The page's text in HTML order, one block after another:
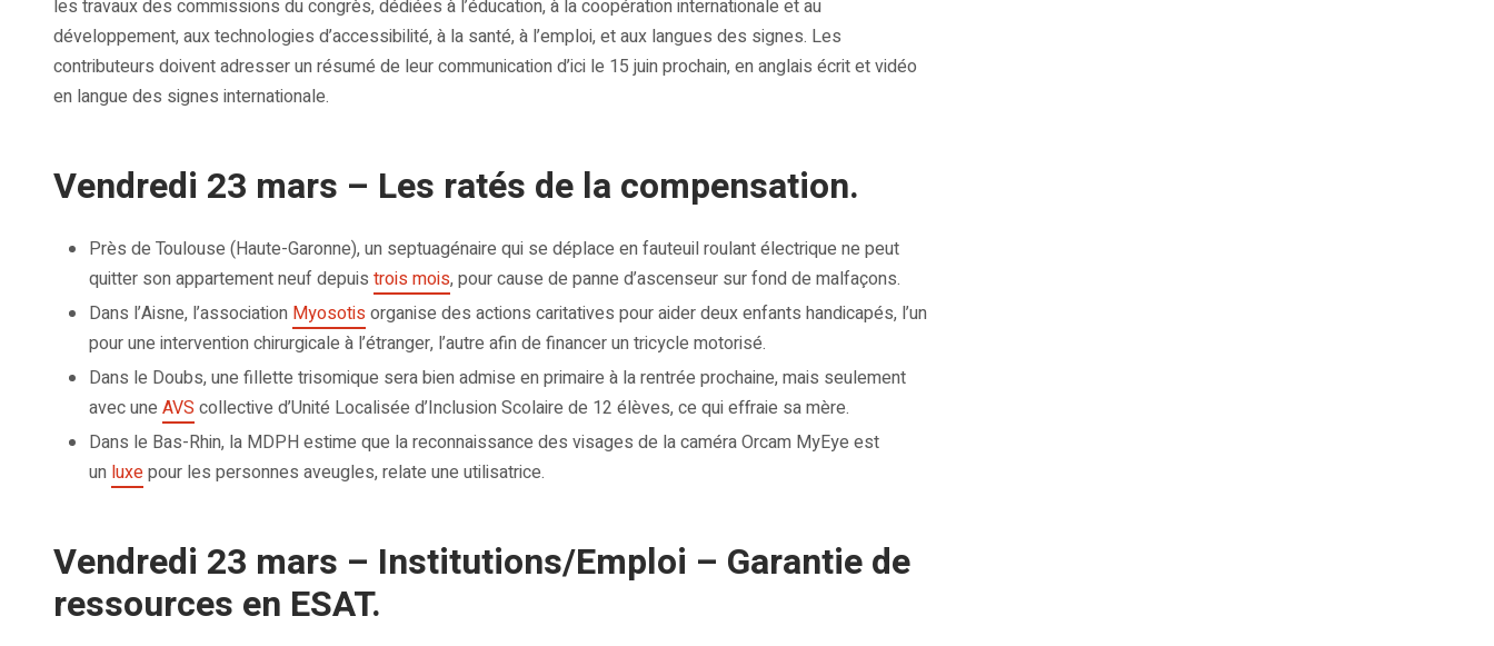
les travaux des commissions du congrès, dédiées à l’éducation, à la coopération internationale et au
développement, aux technologies d’accessibilité, à la santé, à l’emploi, et aux langues des signes. Les
contributeurs doivent adresser un résumé de leur communication d’ici le 15 juin prochain, en anglais écrit et vidéo
en langue des signes internationale.
Vendredi 23 mars – Les ratés de la compensation.
Près de Toulouse (Haute-Garonne), un septuagénaire qui se déplace en fauteuil roulant électrique ne peut
quitter son appartement neuf depuis trois mois, pour cause de panne d’ascenseur sur fond de malfaçons.
Dans l’Aisne, l’association Myosotisorganise des actions caritatives pour aider deux enfants handicapés, l’un
pour une intervention chirurgicale à l’étranger, l’autre afin de financer un tricycle motorisé.
Dans le Doubs, une fillette trisomique sera bien admise en primaire à la rentrée prochaine, mais seulement
avec une AVS collective d’Unité Localisée d’Inclusion Scolaire de 12 élèves, ce qui effraie sa mère.
Dans le Bas-Rhin, la MDPH estime que la reconnaissance des visages de la caméra Orcam MyEye est
un luxepour les personnes aveugles, relate une utilisatrice.
Vendredi 23 mars – Institutions/Emploi – Garantie de
ressources en ESAT.